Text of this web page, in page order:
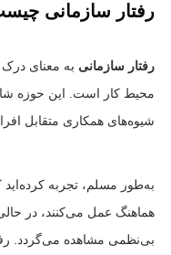
رفتار سازمانی
رفتار سازمانی به معنای درک
محیط کار است. این حوزه
شیوه‌های همکاری متقابل
به‌طور مسلم، تجربه کرده‌اید
هماهنگ عمل می‌کنند، در
بی‌نظمی مشاهده می‌گردد.